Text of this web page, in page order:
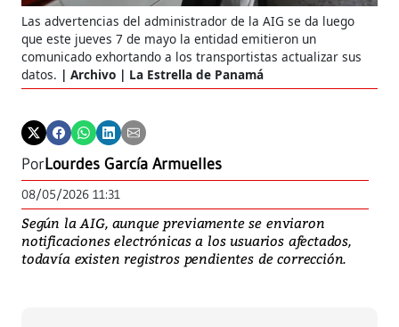
Las advertencias del administrador de la AIG se da luego
que este jueves 7 de mayo la entidad emitieron un
comunicado exhortando a los transportistas actualizar sus
datos.
Archivo | La Estrella de Panamá
PorLourdes García Armuelles
08/05/2026 11:31
Según la AIG, aunque previamente se enviaron
notificaciones electrónicas a los usuarios afectados,
todavía existen registros pendientes de corrección.